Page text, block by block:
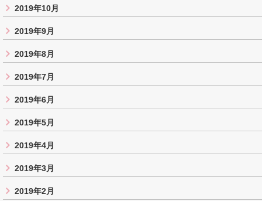
2019年10月
2019年9月
2019年8月
2019年7月
2019年6月
2019年5月
2019年4月
2019年3月
2019年2月